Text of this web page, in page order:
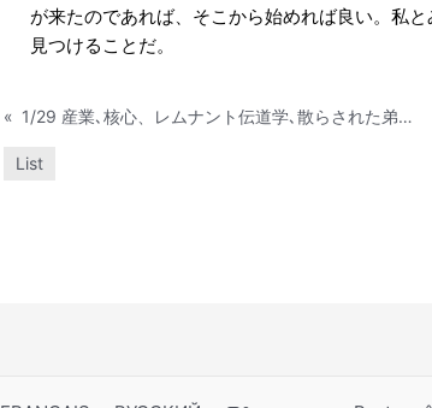
が来たのであれば、そこから始めれば良い。私
見つけることだ。
« 1/29 産業､核心、レムナント伝道学､散らされた弟子たちテキスト
List